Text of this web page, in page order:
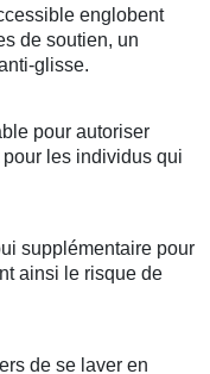
englobent
de soutien, un
glisse.
pour autoriser
pour les individus qui
supplémentaire pour
ainsi le risque de
de se laver en